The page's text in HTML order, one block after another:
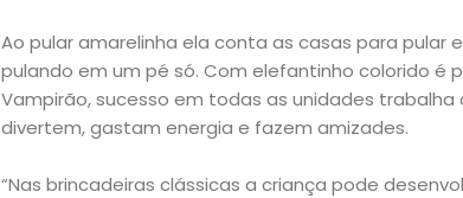
Ao pular amarelinha ela conta as casas para
pulando em um pé só. Com elefantinho colorido é
Vampirão, sucesso em todas as unidades trabalha
divertem, gastam energia e fazem amizades.
“Nas brincadeiras clássicas a criança pode